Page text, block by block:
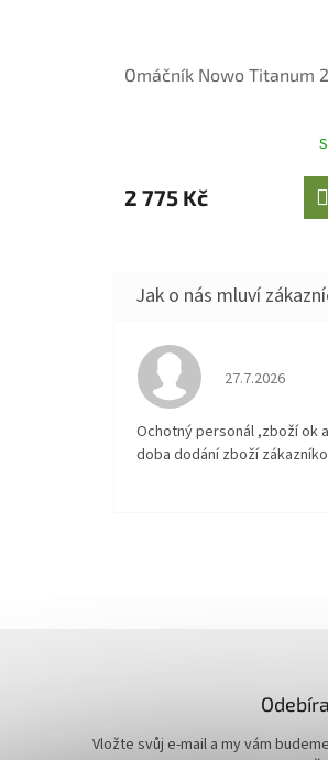
Omáčník Nowo Titanum
2 775 Kč
Hodnocení
27.7.2026
Ochotný personál ,zboží ok
doba dodání zboží
Vložte svůj e-mail a my vám